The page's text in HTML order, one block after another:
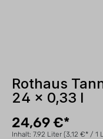
Rothaus
24 x 0,33 l
24,69 €*
Inhalt: 7.92 Liter (3,12 €* / 1